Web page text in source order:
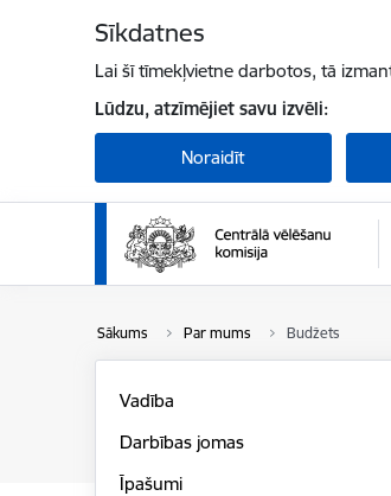
Sīkdatnes
Lai šī tīmekļvietne darbotos, tā
Lūdzu, atzīmējiet savu izvēli:
Noraidīt
Sākums Par mums Budžets
Vadība
Darbības jomas
Īpašumi